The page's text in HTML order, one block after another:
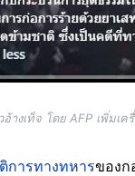
งเท็จ โดย AFP เพิ่มเค
การทางทหารของก